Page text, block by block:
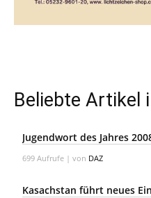
Beliebte Artikel
Jugendwort des Jahres
699 Aufrufe | von DAZ
Kasachstan führt neues